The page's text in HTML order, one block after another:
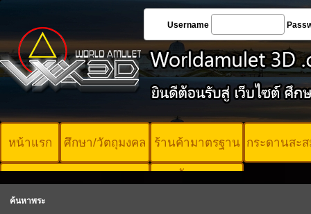
Username
หน้าแรก ศึกษา/วัตถุมงคล ร้านค้ามาตรฐาน กระดานสะ
คอร์ออนไลน์
บัตรพระ
ค้นหาพระ